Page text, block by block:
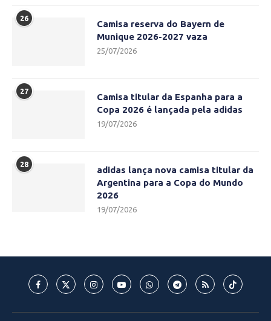
26
Camisa reserva do Bayern de
Munique 2026-2027 vaza
25/07/2026
27
Camisa titular da Espanha para a
Copa 2026 é lançada pela adidas
19/07/2026
28
adidas lança nova camisa titular da
Argentina para a Copa do Mundo
2026
19/07/2026